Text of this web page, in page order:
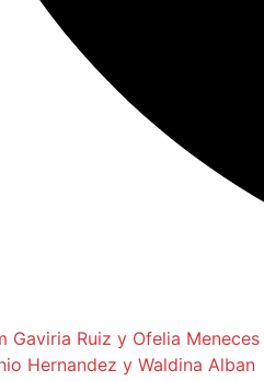
Gaviria Ruiz y Ofelia Meneces
Hernandez y Waldina Alban